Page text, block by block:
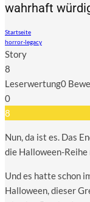
wahrhaft
Startseite
horror-legacy
Sto­ry
8
Leser­wer­tung0
0
8
Nun, da ist es. Das
die Hal­lo­ween-Rei­he
Und es hat­te schon
Hal­lo­ween, die­ser